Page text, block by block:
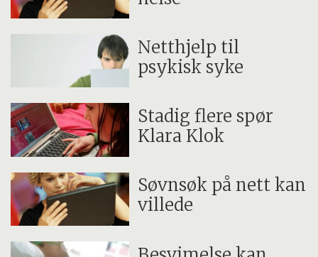
Netthjelp til
psykisk syke
Stadig flere spør
Klara Klok
Søvnsøk på nett kan
villede